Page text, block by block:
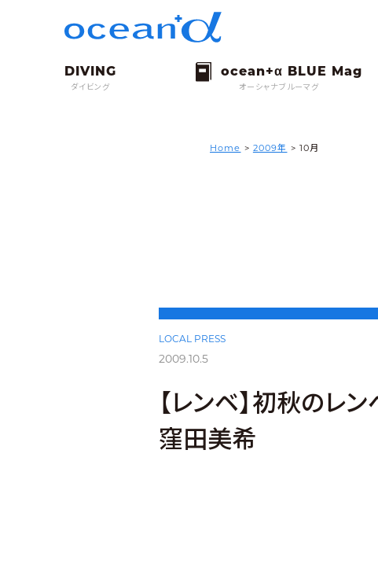
ダイビング オーシャナブルーマグ
Home > 2009年 > 10月
LOCAL PRESS
2009.10.5
【レンベ】初秋のレ
窪田美希